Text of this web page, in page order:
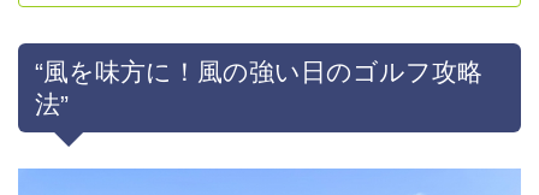
“風を味方に！風の強い日のゴルフ攻略
法”